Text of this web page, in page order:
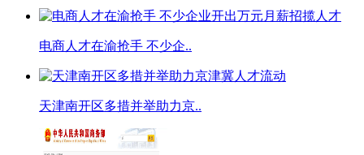
电商人才在渝抢手 不少企..
天津南开区多措并举助力京..